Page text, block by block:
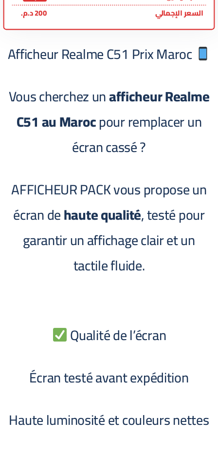
السعر الإجمالي 200د.م.
Afficheur Realme C51 Prix Maroc
Vous cherchez unafficheur Realme
C51 au Marocpour remplacer un
écran cassé ?
AFFICHEUR PACK vous propose un
écran dehaute qualité, testé pour
garantir un affichage clair et un
tactile fluide.
Qualité de l’écran
Écran testé avant expédition
Haute luminosité et couleurs nettes